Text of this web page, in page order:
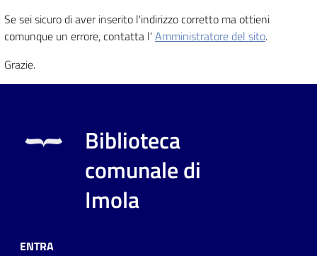
Cosa
puoi
fare
contenuti
Se sei sicuro di aver inserito l'indirizzo corretto ma ottieni
comunque un errore, contatta l' Amministratore del sito.
Grazie.
Biblioteca
comunale di
Imola
ENTRA